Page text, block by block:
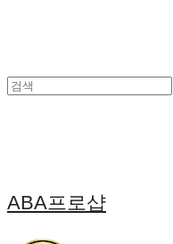
ABA프로샵